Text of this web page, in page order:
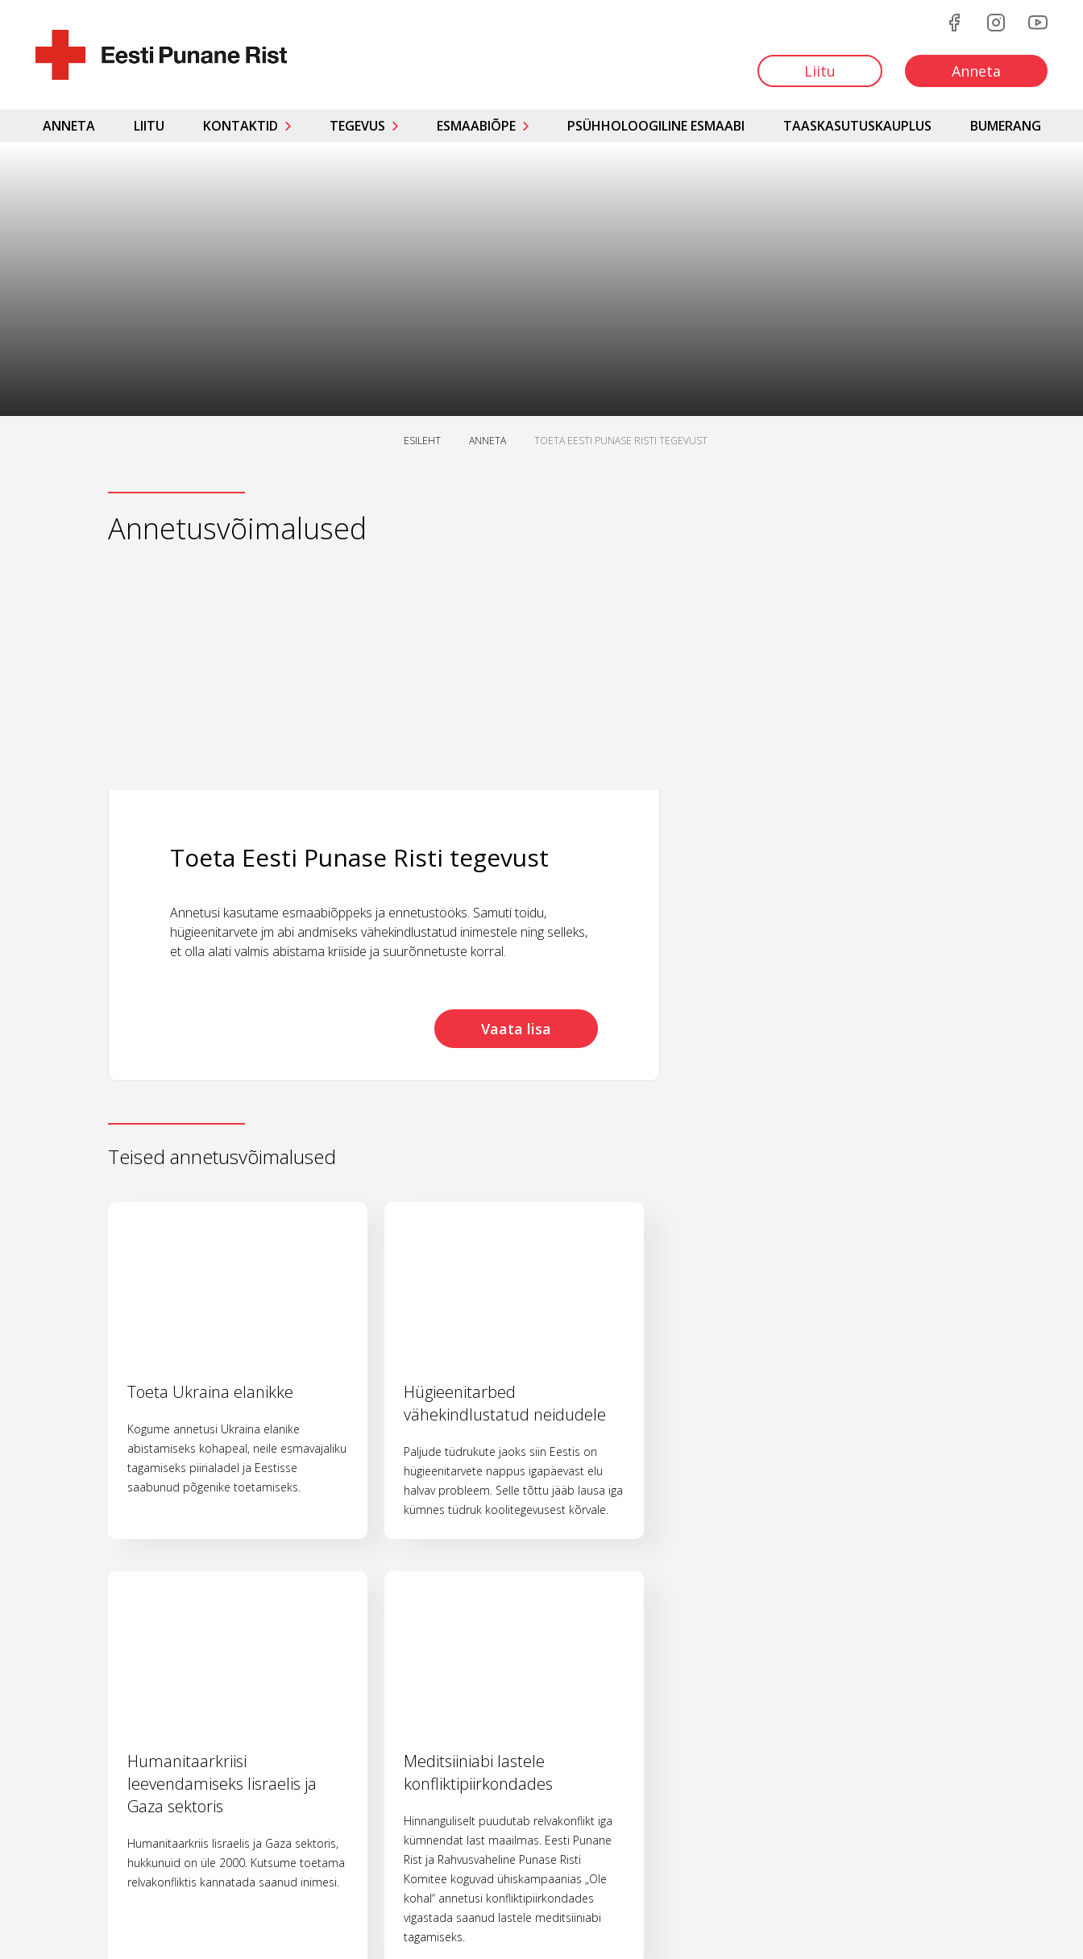
Liitu Anneta
ANNETA LIITU KONTAKTID TEGEVUS ESMAABIÕPE PSÜHHOLOOGILINE ESMAABI TAASKASUTUSKAUPLUS BUMERANG
ESILEHT ANNETA TOETA EESTI PUNASE RISTI TEGEVUST
Annetusvõimalused
Toeta Eesti Punase Risti tegevust
Annetusi kasutame esmaabiõppeks ja ennetustööks. Samuti toidu,
hügieenitarvete jm abi andmiseks vähekindlustatud inimestele ning selleks,
et olla alati valmis abistama kriiside ja suurõnnetuste korral.
Vaata lisa
Teised annetusvõimalused
Toeta Ukraina elanikke
Kogume annetusi Ukraina elanike
abistamiseks kohapeal, neile esmavajaliku
tagamiseks piirialadel ja Eestisse
saabunud põgenike toetamiseks.
Hügieenitarbed
vähekindlustatud neidudele
Paljude tüdrukute jaoks siin Eestis on
hügieenitarvete nappus igapäevast elu
halvav probleem. Selle tõttu jääb lausa iga
kümnes tüdruk koolitegevusest kõrvale.
Humanitaarkriisi
leevendamiseks Iisraelis ja
Gaza sektoris
Humanitaarkriis Iisraelis ja Gaza sektoris,
hukkunuid on üle 2000. Kutsume toetama
relvakonfliktis kannatada saanud inimesi.
Meditsiiniabi lastele
konfliktipiirkondades
Hinnanguliselt puudutab relvakonflikt iga
kümnendat last maailmas. Eesti Punane
Rist ja Rahvusvaheline Punase Risti
Komitee koguvad ühiskampaanias „Ole
kohal“ annetusi konfliktipiirkondades
vigastada saanud lastele meditsiiniabi
tagamiseks.